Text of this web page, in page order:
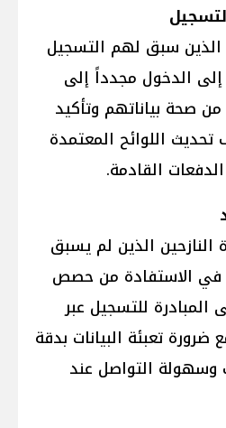
الذين سبق لهم التسجيل
إلى الدخول مجدداً إلى
من صحة بياناتهم وتأكيد
اللوائح المعتمدة
القادمة.
النازحين الذين لم يسبق
في الاستفادة من حصص
المبادرة للتسجيل عبر
ضرورة تعبئة البيانات بدقة
وسهولة التواصل عند